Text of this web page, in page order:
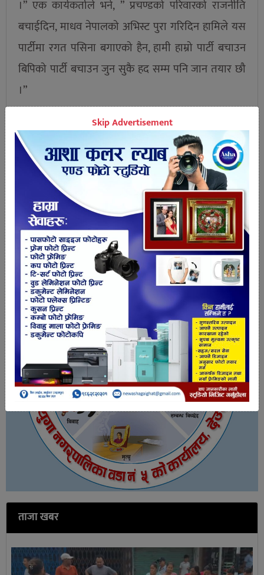
।” एक कार्यकर्ताले भने, ” प्रचण्डको परिवारको राजनीति
बचाईदिन, माधव नेपालको अभिस्ट पुरा गरिदिन हामिले यस
पार्टीमा रगत पसिना बगाएको हैन, हामी हाम्रो पार्टी बचाउन
बिपिको पार्टी बचाउन जुन सुकै हद सम्म पनि जान तयार छौ
।”
तपाईको प्रतिक्रिया
ताजा खबर
Skip Advertisement